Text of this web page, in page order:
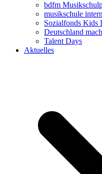
bdfm
musikschule intern
Sozialfonds Kids
Deutschland
Talent Days
Aktuelles